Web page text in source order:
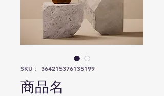
SKU： 364215376135199
商品名